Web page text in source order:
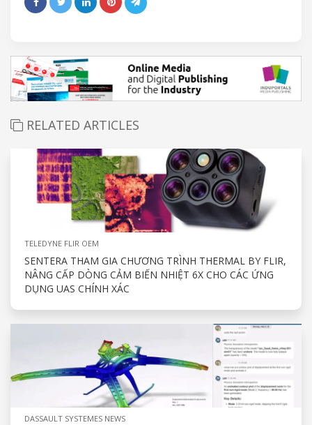
RELATED ARTICLES
TELEDYNE FLIR OEM
SENTERA THAM GIA CHƯƠNG TRÌNH THERMAL BY FLIR,
NÂNG CẤP DÒNG CẢM BIẾN NHIỆT 6X CHO CÁC ỨNG
DỤNG UAS CHÍNH XÁC
DASSAULT SYSTEMES NEWS